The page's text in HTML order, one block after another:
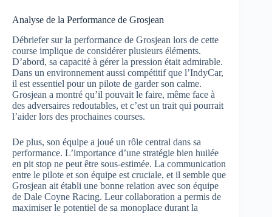
Analyse de la Performance de Grosjean
Débriefer sur la performance de Grosjean lors de cette
course implique de considérer plusieurs éléments.
D’abord, sa capacité à gérer la pression était admirable.
Dans un environnement aussi compétitif que l’IndyCar,
il est essentiel pour un pilote de garder son calme.
Grosjean a montré qu’il pouvait le faire, même face à
des adversaires redoutables, et c’est un trait qui pourrait
l’aider lors des prochaines courses.
De plus, son équipe a joué un rôle central dans sa
performance. L’importance d’une stratégie bien huilée
en pit stop ne peut être sous-estimée. La communication
entre le pilote et son équipe est cruciale, et il semble que
Grosjean ait établi une bonne relation avec son équipe
de Dale Coyne Racing. Leur collaboration a permis de
maximiser le potentiel de sa monoplace durant la